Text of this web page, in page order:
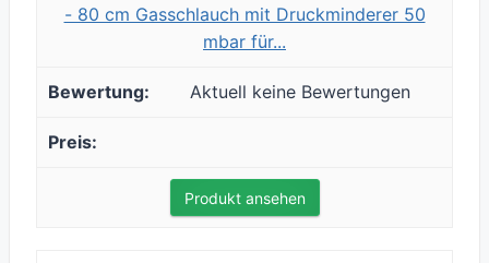
- 80 cm Gasschlauch mit Druckminderer 50
mbar für...
Aktuell keine Bewertungen
Produkt ansehen